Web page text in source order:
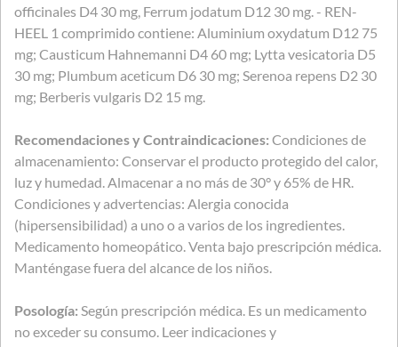
officinales D4 30 mg, Ferrum jodatum D12 30 mg. - REN-
HEEL 1 comprimido contiene: Aluminium oxydatum D12 75
mg; Causticum Hahnemanni D4 60 mg; Lytta vesicatoria D5
30 mg; Plumbum aceticum D6 30 mg; Serenoa repens D2 30
mg; Berberis vulgaris D2 15 mg.
Recomendaciones y Contraindicaciones: Condiciones de
almacenamiento: Conservar el producto protegido del calor,
luz y humedad. Almacenar a no más de 30° y 65% de HR.
Condiciones y advertencias: Alergia conocida
(hipersensibilidad) a uno o a varios de los ingredientes.
Medicamento homeopático. Venta bajo prescripción médica.
Manténgase fuera del alcance de los niños.
Posología: Según prescripción médica. Es un medicamento
no exceder su consumo. Leer indicaciones y